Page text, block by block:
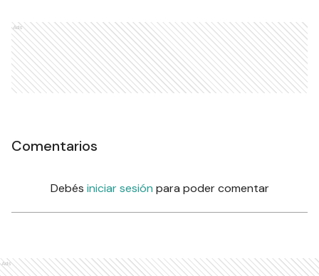
Ads
Comentarios
Debés iniciar sesión para poder comentar
Ads